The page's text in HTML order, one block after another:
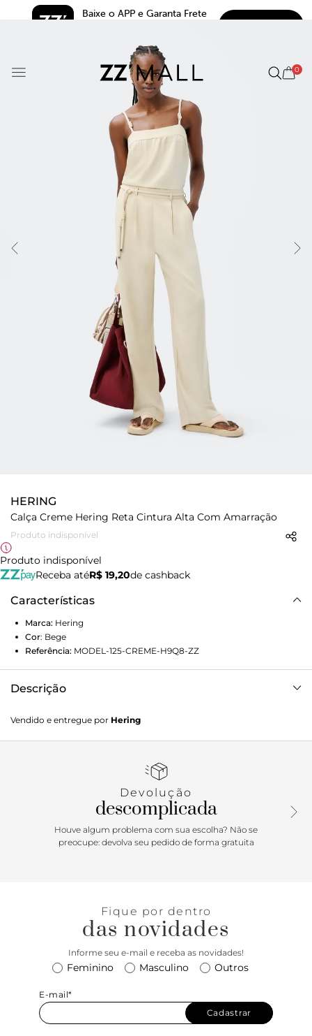
Baixe o APP e Garanta Frete
0
HERING
Calça Creme Hering Reta Cintura Alta Com Amarração
Produto indisponível
Produto indisponível
Receba atéR$ 19,20de cashback
Características
Marca: Hering
Cor: Bege
Referência: MODEL-125-CREME-H9Q8-ZZ
Descrição
oferecendo conforto e leveza. Possui cós liso na frente e
elástico nas costas, com passantes e cinto removível para
laterais e pences frontais, garantindo um caimento perfeito
Detalhes da peça: Viscose creponada Modelagem reta
Cintura alta Cós de elástico Cinto para amarração Bolsos
frontais Pences frontais
Vendido e entregue por Hering
Devolução
descomplicada
Houve algum problema com sua escolha? Não se
preocupe: devolva seu pedido de forma gratuita
Fique por dentro
das novidades
Informe seu e-mail e receba as novidades!
Feminino Masculino Outros
E-mail*
Cadastrar